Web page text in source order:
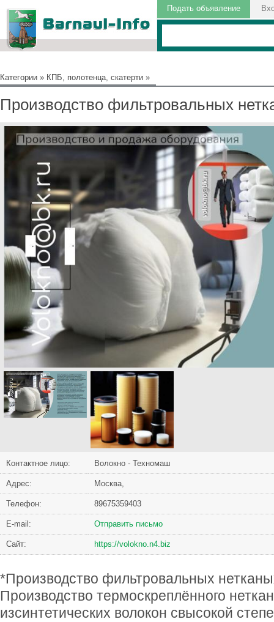
Подать объявление
Категории » КПБ, полотенца, скатерти »
Производство фильтровальных
Контактное лицо: Волокно - Техномаш
Адрес: Москва,
Телефон: 89675359403
Е-mail: Отправить письмо
Сайт: https://volokno.n4.biz
*Производство фильтровальных
Производство термоскреплённого
изсинтетических волокон свысокой